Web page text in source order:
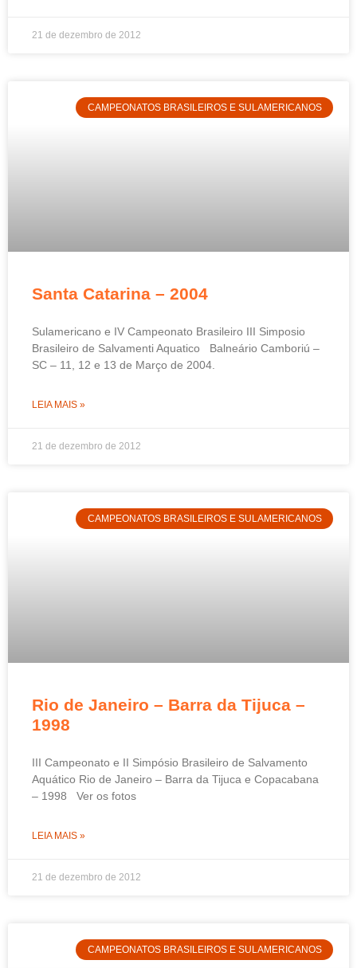
21 de dezembro de 2012
CAMPEONATOS BRASILEIROS E SULAMERICANOS
Santa Catarina – 2004
Sulamericano e IV Campeonato Brasileiro III Simposio
Brasileiro de Salvamenti Aquatico Balneário Camboriú –
SC – 11, 12 e 13 de Março de 2004.
LEIA MAIS »
21 de dezembro de 2012
CAMPEONATOS BRASILEIROS E SULAMERICANOS
Rio de Janeiro – Barra da Tijuca –
1998
III Campeonato e II Simpósio Brasileiro de Salvamento
Aquático Rio de Janeiro – Barra da Tijuca e Copacabana
– 1998 Ver os fotos
LEIA MAIS »
21 de dezembro de 2012
CAMPEONATOS BRASILEIROS E SULAMERICANOS